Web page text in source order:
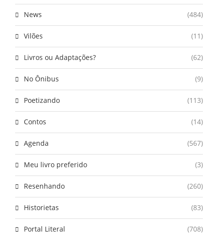
News (484)
Vilões (11)
Livros ou Adaptações? (62)
No Ônibus (9)
Poetizando (113)
Contos (14)
Agenda (567)
Meu livro preferido (3)
Resenhando (260)
Historietas (83)
Portal Literal (708)